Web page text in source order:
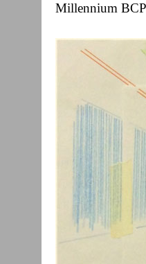
Millennium